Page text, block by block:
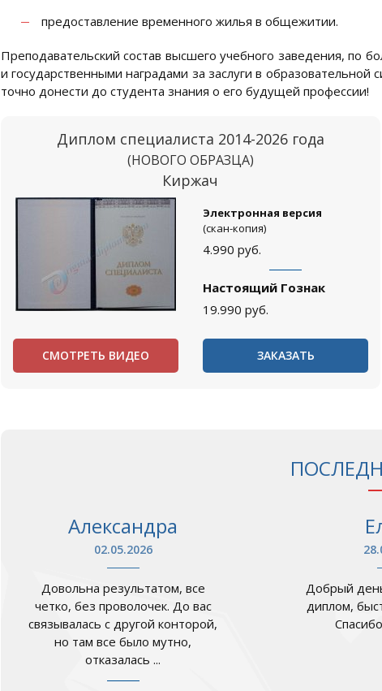
предоставление временного жилья в общежитии.
Преподавательский состав высшего учебного заведения, по
и государственными наградами за заслуги в
точно донести до студента знания о его будущей профессии!
Диплом специалиста 2014-2026 года
(НОВОГО ОБРАЗЦА)
Киржач
Электронная версия
(скан-копия)
4.990 руб.
Настоящий Гознак
19.990 руб.
СМОТРЕТЬ ВИДЕО ЗАКАЗАТЬ
Александра
02.05.2026
Довольна результатом, все
четко, без проволочек. До вас
связывалась с другой конторой,
но там все было мутно,
отказалась ...
Добрый
диплом,